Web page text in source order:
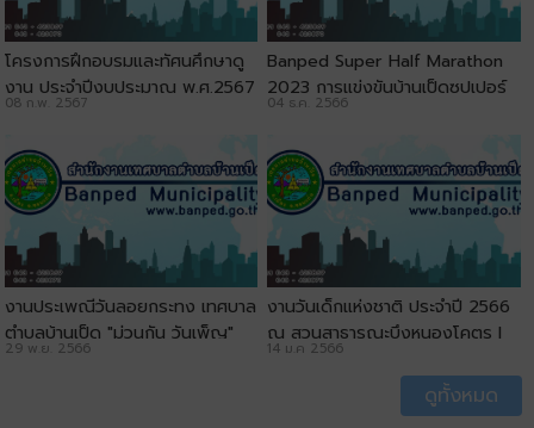
โครงการฝึกอบรมและทัศนศึกษาดู
งาน ประจำปีงบประมาณ พ.ศ.2567
l เทศบาลตำบลบ้านเป็ด
08 ก.พ. 2567
ฺBanped Super Half Marathon
2023 การแข่งขันบ้านเป็ดซุปเปอร์
ฮาร์ฟมาราธอน ครั้งที่ 12
04 ธ.ค. 2566
งานประเพณีวันลอยกระทง เทศบาล
ตำบลบ้านเป็ด "ม่วนกัน วันเพ็ญ"
ประจำปี 2566 ณ สวนสาธารณะบึง
29 พ.ย. 2566
งานวันเด็กแห่งชาติ ประจำปี 2566
ณ สวนสาธารณะบึงหนองโคตร l
เทศบาลตำบลบ้านเป็ด
14 ม.ค 2566
ดูทั้งหมด